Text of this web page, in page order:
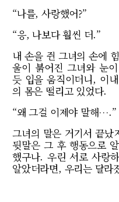
“나를, 사랑했어?”
“응, 나보다 훨씬 더.”
내 손을 쥔 그녀의 손에
울이 붉어진 그녀와 눈
듯 입을 움직이더니, 이
의 몸은 떨리고 있었다.
“왜 그걸 이제야 말해….”
그녀의 말은 거기서 끝났
뒷말은 그 후 행동으로
했구나. 우린 서로 사랑
알았더라면, 우리는 달라